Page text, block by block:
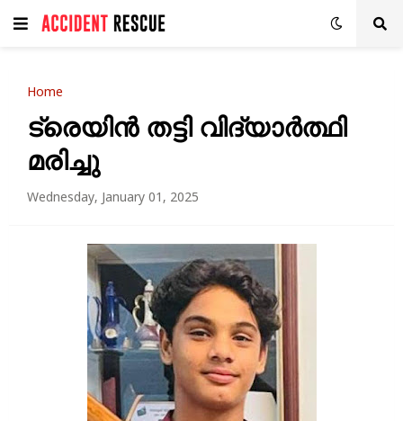
Home
ട്രെയിൻ തട്ടി വിദ്യാർത്ഥി
മരിച്ചു
Wednesday, January 01, 2025